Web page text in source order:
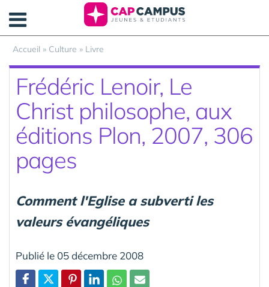
Accueil » Culture » Livre
Frédéric Lenoir, Le
Christ philosophe, aux
éditions Plon, 2007, 306
pages
Comment l'Eglise a subverti les
valeurs évangéliques
Publié le 05 décembre 2008
Panneau de gestion des cookies